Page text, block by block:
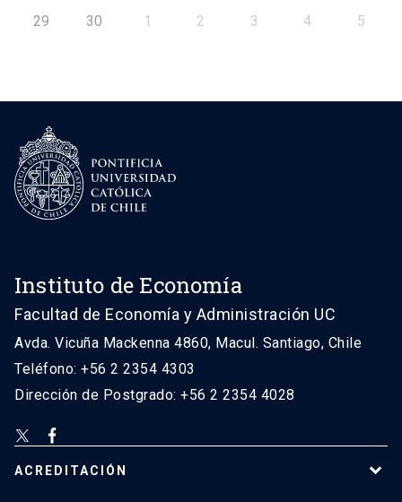
29 30 1 2 3 4 5
Instituto de Economía
Facultad de Economía y Administración UC
Avda. Vicuña Mackenna 4860, Macul. Santiago, Chile
Teléfono: +56 2 2354 4303
Dirección de Postgrado: +56 2 2354 4028
ACREDITACIÓN